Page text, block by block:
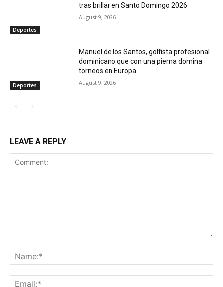
Deportes
tras brillar en Santo Domingo 2026
August 9, 2026
Deportes
Manuel de los Santos, golfista profesional
dominicano que con una pierna domina
torneos en Europa
August 9, 2026
LEAVE A REPLY